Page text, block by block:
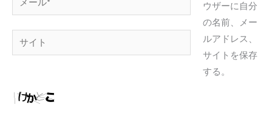
ー
ル
イ
ウザーに自分
の名前、メー
ルアドレス、
サイトを保存
する。